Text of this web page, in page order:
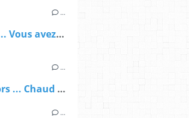
…
Rock in Evreux, bizarre ... Vous avez dit bizarre
…
A la ville, à l'Agglo, dehors ... Chaud partout !
…